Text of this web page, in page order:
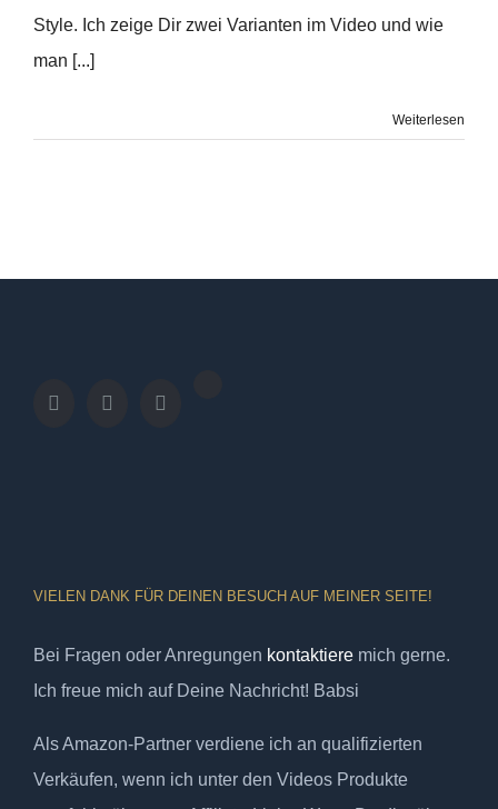
Style. Ich zeige Dir zwei Varianten im Video und wie
man [...]
Weiterlesen
VIELEN DANK FÜR DEINEN BESUCH AUF MEINER SEITE!
Bei Fragen oder Anregungen kontaktiere mich gerne.
Ich freue mich auf Deine Nachricht! Babsi
Als Amazon-Partner verdiene ich an qualifizierten
Verkäufen, wenn ich unter den Videos Produkte